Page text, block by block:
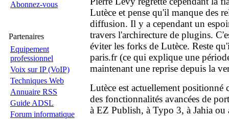
Abonnez-vous
Partenaires
Equipement
professionnel
Voix sur IP (VoIP)
Techniques Web
Annuaire RSS
Guide ADSL
Forum informatique
Lutèce et pense qu'il manque des
diffusion. Il y a cependant un
travers l'archirecture de plugins.
éviter les forks de Lutèce. Reste
paris.fr (ce qui explique une
maintenant une reprise depuis la
Lutèce est actuellement
des fonctionnalités avancées de
à EZ Publish, à Typo 3, à Jahia